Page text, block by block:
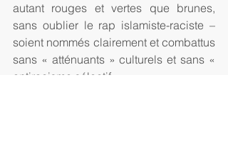
autant rouges et vertes que brunes,
sans oublier le rap islamiste-raciste –
soient nommés clairement et combattus
sans « atténuants » culturels et sans «
antiracisme sélectif ».